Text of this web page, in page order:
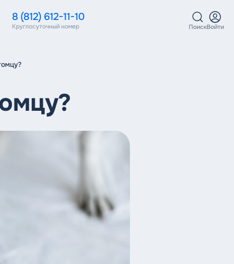
8 (812) 612-11-10
Круглосуточный номер ПоискВойти